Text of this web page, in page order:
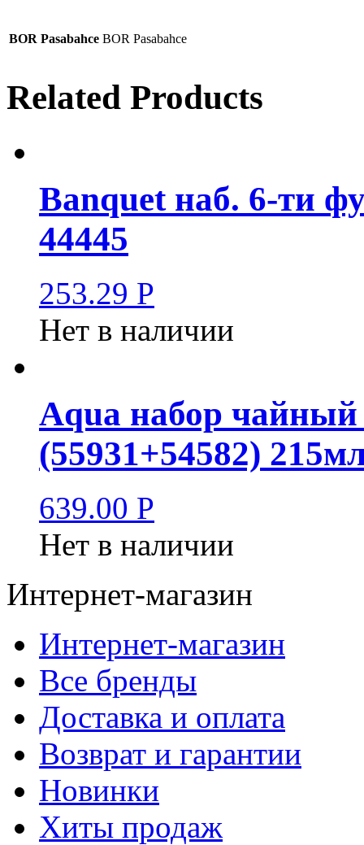
BOR Pasabahce BOR Pasabahce
Related Products
Banquet наб. 6-ти
44445
253.29 Р
Нет в наличии
Aqua набор
(55931+54582)
639.00 Р
Нет в наличии
Интернет-магазин
Интернет-магазин
Все бренды
Доставка и оплата
Возврат и гарантии
Новинки
Хиты продаж